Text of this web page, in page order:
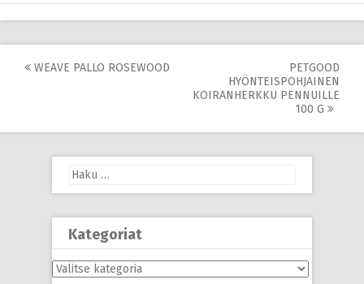
Post
WEAVE PALLO ROSEWOOD
PETGOOD
HYÖNTEISPOHJAINEN
KOIRANHERKKU PENNUILLE
100 G
Haku:
Kategoriat
Kategoriat